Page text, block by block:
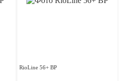
RioLine 56+ ВР